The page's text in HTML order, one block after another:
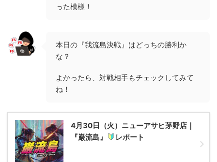
った模様！
本日の『我流島決戦』はどっちの勝利か
な？
よかったら、対戦相手もチェックしてみて
ね！
4月30日（火）ニューアサヒ茅野店｜
『巌流島』
レポート